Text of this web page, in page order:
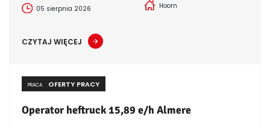
05 sierpnia 2026 Hoorn
CZYTAJ WIĘCEJ
PRACA OFERTY PRACY
Operator heftruck 15,89 e/h Almere